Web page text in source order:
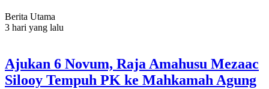
Berita Utama
3 hari yang lalu
Ajukan 6 Novum, Raja Amahusu Mezaac
Silooy Tempuh PK ke Mahkamah Agung